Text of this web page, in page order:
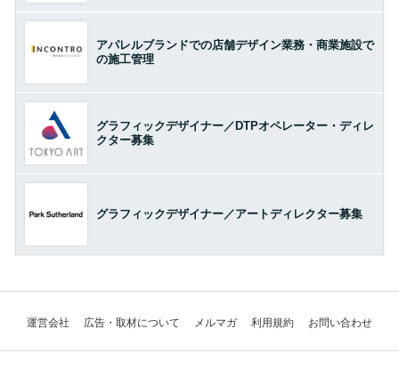
アパレルブランドでの店舗デザイン業務・商業施設で
の施工管理
グラフィックデザイナー／DTPオペレーター・ディレ
クター募集
グラフィックデザイナー／アートディレクター募集
運営会社 広告・取材について メルマガ 利用規約 お問い合わせ